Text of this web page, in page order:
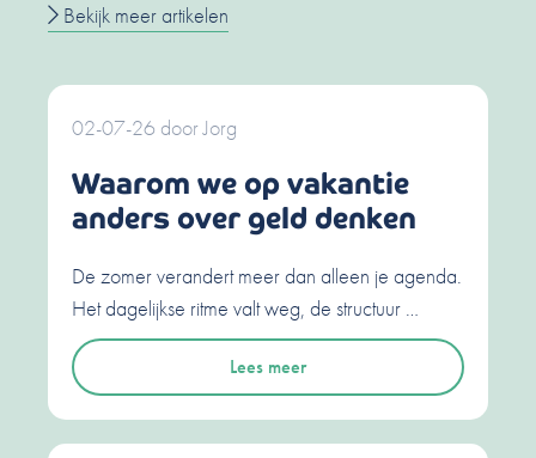
Bekijk meer artikelen
02-07-26 doorJorg
Waarom we op vakantie
anders over geld denken
De zomer verandert meer dan alleen je agenda.
Het dagelijkse ritme valt weg, de structuur …
Lees meer